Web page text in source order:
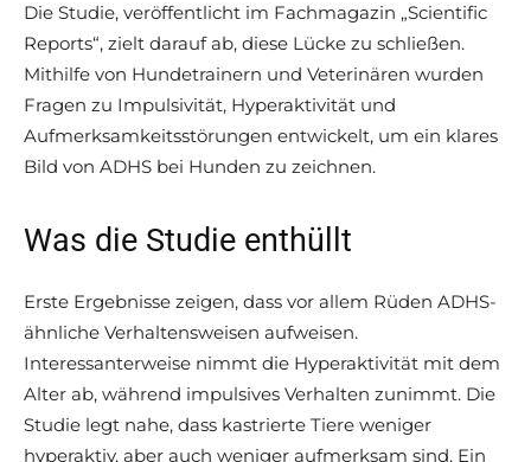
Die Studie, veröffentlicht im Fachmagazin „Scientific
Reports“, zielt darauf ab, diese Lücke zu schließen.
Mithilfe von Hundetrainern und Veterinären wurden
Fragen zu Impulsivität, Hyperaktivität und
Aufmerksamkeitsstörungen entwickelt, um ein klares
Bild von ADHS bei Hunden zu zeichnen.
Was die Studie enthüllt
Erste Ergebnisse zeigen, dass vor allem Rüden ADHS-
ähnliche Verhaltensweisen aufweisen.
Interessanterweise nimmt die Hyperaktivität mit dem
Alter ab, während impulsives Verhalten zunimmt. Die
Studie legt nahe, dass kastrierte Tiere weniger
hyperaktiv, aber auch weniger aufmerksam sind. Ein